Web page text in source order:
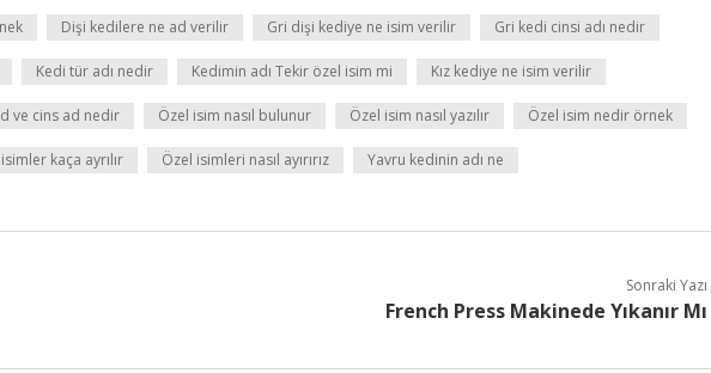
Dişi kedilere ne ad verilir Gri dişi kediye ne isim verilir Gri kedi cinsi adı nedir
Kedi tür adı nedir Kedimin adı Tekir özel isim mi Kız kediye ne isim verilir
ve cins ad nedir Özel isim nasıl bulunur Özel isim nasıl yazılır Özel isim nedir örnek
kaça ayrılır Özel isimleri nasıl ayırırız Yavru kedinin adı ne
Sonraki Yazı
French Press Makinede Yıkanır Mı